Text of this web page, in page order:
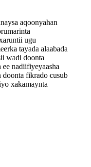
aqoonyahan
ugu
tayada alaabada
wadi doonta
ee nadiifiyeyaasha
doonta fikrado cusub
xakamaynta